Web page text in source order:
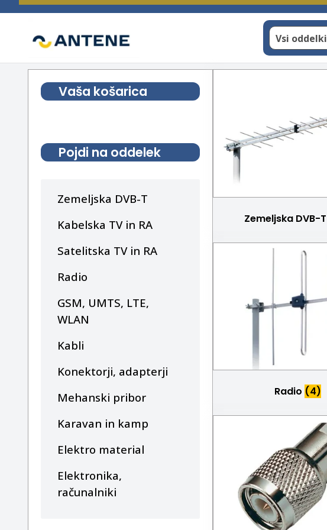
Vsi oddelki
Zemeljska DVB-T
Radio (4)
Vaša košarica
Pojdi na oddelek
Zemeljska DVB-T
Kabelska TV in RA
Satelitska TV in RA
Radio
GSM, UMTS, LTE,
WLAN
Kabli
Konektorji, adapterji
Mehanski pribor
Karavan in kamp
Elektro material
Elektronika,
računalniki